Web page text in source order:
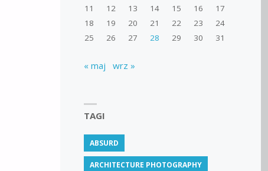
11
12 13 14 15 16
17
18
19 20 21 22 23
24
25
26 27 28 29 30 31
« maj wrz »
TAGI
ABSURD
ARCHITECTURE PHOTOGRAPHY